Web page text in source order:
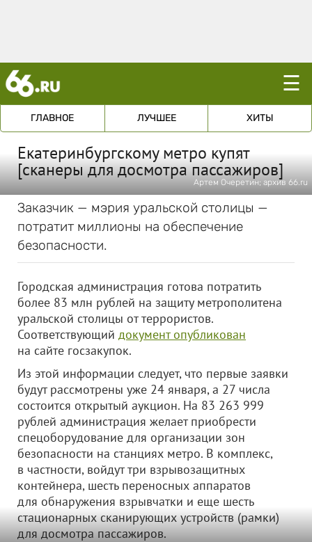
☰
ГЛАВНОЕ ЛУЧШЕЕ ХИТЫ
Екатеринбургскому метро купят
[сканеры для досмотра пассажиров]
Артем Очеретин; архив 66.ru
Заказчик — мэрия уральской столицы —
потратит миллионы на обеспечение
безопасности.
Городская администрация готова потратить
более 83 млн рублей на защиту метрополитена
уральской столицы от террористов.
Соответствующий документ опубликован
на сайте госзакупок.
Из этой информации следует, что первые заявки
будут рассмотрены уже 24 января, а 27 числа
состоится открытый аукцион. На 83 263 999
рублей администрация желает приобрести
спецоборудование для организации зон
безопасности на станциях метро. В комплекс,
в частности, войдут три взрывозащитных
контейнера, шесть переносных аппаратов
для обнаружения взрывчатки и еще шесть
стационарных сканирующих устройств (рамки)
для досмотра пассажиров.